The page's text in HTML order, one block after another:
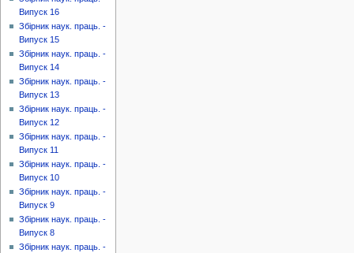
Випуск 16
Збірник наук. праць. -
Випуск 15
Збірник наук. праць. -
Випуск 14
Збірник наук. праць. -
Випуск 13
Збірник наук. праць. -
Випуск 12
Збірник наук. праць. -
Випуск 11
Збірник наук. праць. -
Випуск 10
Збірник наук. праць. -
Випуск 9
Збірник наук. праць. -
Випуск 8
Збірник наук. праць. -